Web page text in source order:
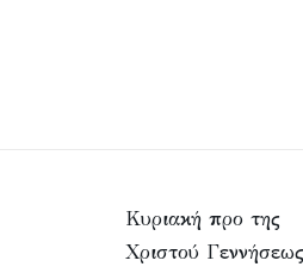
Κυριακή προ της
Χριστού